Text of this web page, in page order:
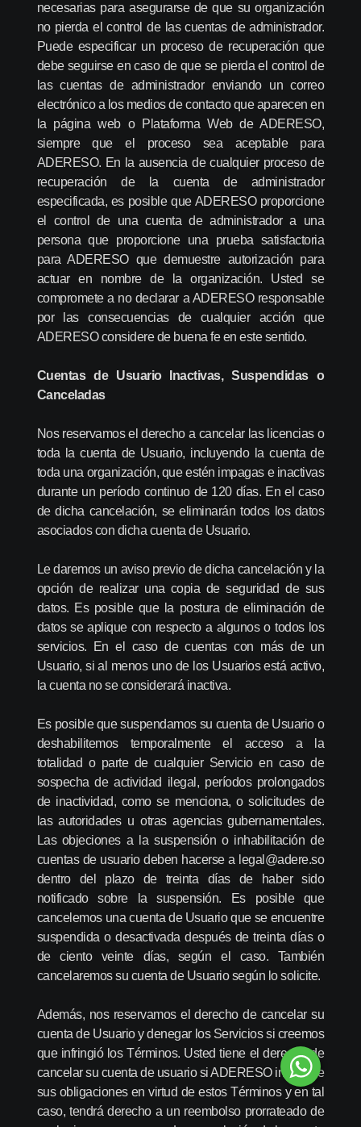
necesarias para asegurarse de que su organización
no pierda el control de las cuentas de administrador.
Puede especificar un proceso de recuperación que
debe seguirse en caso de que se pierda el control de
las cuentas de administrador enviando un correo
electrónico a los medios de contacto que aparecen en
la página web o Plataforma Web de ADERESO,
siempre que el proceso sea aceptable para
ADERESO. En la ausencia de cualquier proceso de
recuperación de la cuenta de administrador
especificada, es posible que ADERESO proporcione
el control de una cuenta de administrador a una
persona que proporcione una prueba satisfactoria
para ADERESO que demuestre autorización para
actuar en nombre de la organización. Usted se
compromete a no declarar a ADERESO responsable
por las consecuencias de cualquier acción que
ADERESO considere de buena fe en este sentido.
Cuentas de Usuario Inactivas, Suspendidas o
Canceladas
Nos reservamos el derecho a cancelar las licencias o
toda la cuenta de Usuario, incluyendo la cuenta de
toda una organización, que estén impagas e inactivas
durante un período continuo de 120 días. En el caso
de dicha cancelación, se eliminarán todos los datos
asociados con dicha cuenta de Usuario.
Le daremos un aviso previo de dicha cancelación y la
opción de realizar una copia de seguridad de sus
datos. Es posible que la postura de eliminación de
datos se aplique con respecto a algunos o todos los
servicios. En el caso de cuentas con más de un
Usuario, si al menos uno de los Usuarios está activo,
la cuenta no se considerará inactiva.
Es posible que suspendamos su cuenta de Usuario o
deshabilitemos temporalmente el acceso a la
totalidad o parte de cualquier Servicio en caso de
sospecha de actividad ilegal, períodos prolongados
de inactividad, como se menciona, o solicitudes de
las autoridades u otras agencias gubernamentales.
Las objeciones a la suspensión o inhabilitación de
cuentas de usuario deben hacerse a legal@adere.so
dentro del plazo de treinta días de haber sido
notificado sobre la suspensión. Es posible que
cancelemos una cuenta de Usuario que se encuentre
suspendida o desactivada después de treinta días o
de ciento veinte días, según el caso. También
cancelaremos su cuenta de Usuario según lo solicite.
Además, nos reservamos el derecho de cancelar su
cuenta de Usuario y denegar los Servicios si creemos
que infringió los Términos. Usted tiene el derecho de
cancelar su cuenta de usuario si ADERESO incumple
sus obligaciones en virtud de estos Términos y en tal
caso, tendrá derecho a un reembolso prorrateado de